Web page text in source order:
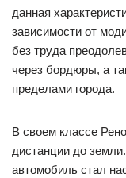
данная
зависимости от
без труда
через бордюры, а
пределами города.
В своем классе
дистанции до
автомобиль стал